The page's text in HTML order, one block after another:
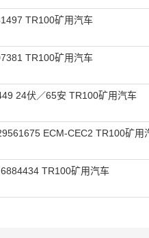
TR100矿用汽车
TR100矿用汽车
24伏／65安 TR100矿用汽车
ECM-CEC2 TR100矿用
TR100矿用汽车